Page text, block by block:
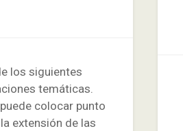
los siguientes
temáticas.
colocar punto
extensión de las